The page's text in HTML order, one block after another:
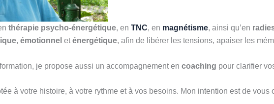
thérapie psycho-énergétique, en TNC, en magnétisme, ainsi qu’en
, émotionnel eténergétique, afin de libérer les tensions, apaiser les
je propose aussi un accompagnement en coaching pour clarifier
à votre histoire, à votre rythme et à vos besoins. Mon intention est de vous